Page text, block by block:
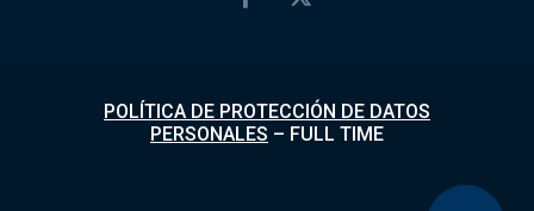
POLÍTICA DE PROTECCIÓN DE DATOS
PERSONALES – FULL TIME